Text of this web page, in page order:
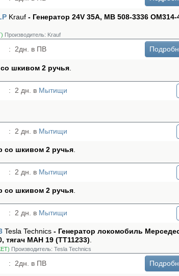
Krauf - Генератор 24V 35A, MB 508-3336 OM314-
Производитель: Krauf
: 2дн. в ПВ
cо шкивом 2 ручья
: 2 дн. в Мытищи
: 2 дн. в Мытищи
cо шкивом 2 ручья
: 2 дн. в Мытищи
cо шкивом 2 ручья
: 2 дн. в Мытищи
Tesla Technics- Генератор локомобиль
тягач МАН 19 (TT11233)
Производитель:Tesla Technics
: 2дн. в ПВ